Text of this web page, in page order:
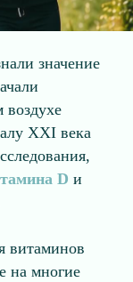
значение
воздухе
XXI века
D и
витаминов
на многие